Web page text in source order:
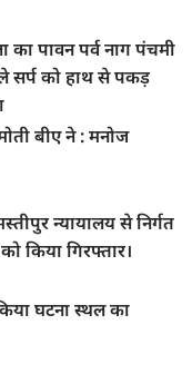
का पावन पर्व नाग पंचमी
सर्प को हाथ से पकड़
बीए ने : मनोज
न्यायालय से निर्गत
किया गिरफ्तार।
घटना स्थल का